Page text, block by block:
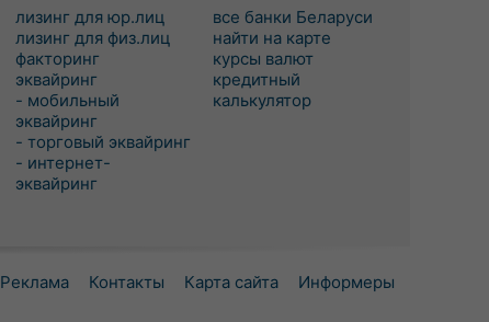
лизинг для юр.лиц
лизинг для физ.лиц
факторинг
эквайринг
- мобильный
эквайринг
- торговый эквайринг
- интернет-
эквайринг
все банки Беларуси
найти на карте
курсы валют
кредитный
калькулятор
Реклама Контакты Карта сайта Информеры